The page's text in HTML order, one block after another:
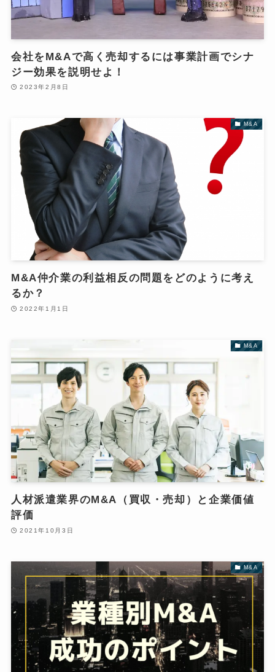
会社をM&Aで高く売却するには事業計画でシナ
ジー効果を説明せよ！
2023年2月8日
M&A
M&A仲介業の利益相反の問題をどのように考え
るか？
2022年1月1日
M&A
人材派遣業界のM&A（買収・売却）と企業価値
評価
2021年10月3日
M&A